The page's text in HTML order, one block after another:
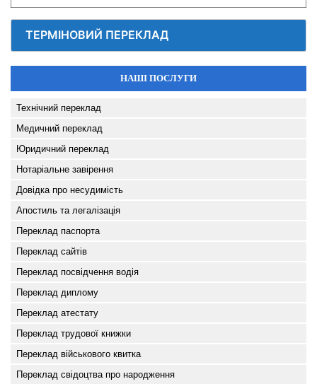
ТЕРМІНОВИЙ ПЕРЕКЛАД
НАШІ ПОСЛУГИ
Технічний переклад
Медичний переклад
Юридичний переклад
Нотаріальне завірення
Довідка про несудимість
Апостиль та легалізація
Переклад паспорта
Переклад сайтів
Переклад посвідчення водія
Переклад диплому
Переклад атестату
Переклад трудової книжки
Переклад військового квитка
Переклад свідоцтва про народження